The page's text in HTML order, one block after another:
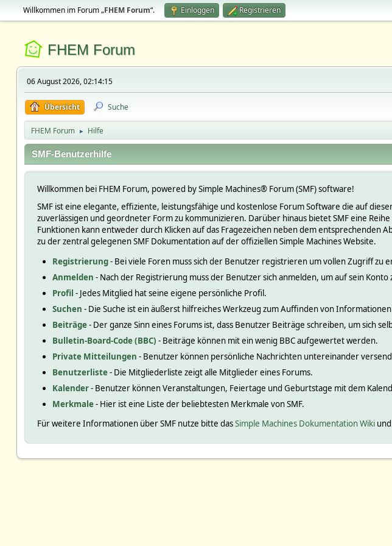
Willkommen im Forum „FHEM Forum“. Einloggen Registrieren
FHEM Forum
06 August 2026, 02:14:15
Übersicht Suche
FHEM Forum ► Hilfe
SMF-Benutzerhilfe
Willkommen bei FHEM Forum, powered by Simple Machines® Forum (SMF) software!
SMF ist eine elegante, effiziente, leistungsfähige und kostenlose Forum Software die auf
zuverlässigen und geordneter Form zu kommunizieren. Darüber hinaus bietet SMF eine
Funktionen kann entweder durch Klicken auf das Fragezeichen neben dem entsprechenden
zu der zentral gelegenen SMF Dokumentation auf der offiziellen Simple Machines Website.
Registrierung- Bei viele Foren muss sich der Benutzer registrieren um vollen Zugriff zu
Anmelden - Nach der Registrierung muss der Benutzer sich anmelden, um auf sein
Profil - Jedes Mitglied hat seine eigene persönliche Profil.
Suchen - Die Suche ist ein äußerst hilfreiches Werkzeug zum Auffinden von
Beiträge- Der ganze Sinn eines Forums ist, dass Benutzer Beiträge schreiben, um sich
Bulletin-Board-Code (BBC) - Beiträge können mit ein wenig BBC aufgewertet werden.
Private Mitteilungen - Benutzer können persönliche Nachrichten untereinander
Benutzerliste- Die Mitgliederliste zeigt alle Mitglieder eines Forums.
Kalender- Benutzer können Veranstaltungen, Feiertage und Geburtstage mit dem
Merkmale- Hier ist eine Liste der beliebtesten Merkmale von SMF.
Für weitere Informationen über SMF nutze bitte dasSimple Machines Dokumentation Wikiund